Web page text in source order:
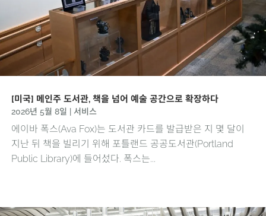
[미국] 메인주 도서관, 책을 넘어 예술 공간으로 확장하다
2026년 5월 8일 서비스
에이바 폭스(Ava Fox)는 도서관 카드를 발급받은 지 몇 달이
지난 뒤 책을 빌리기 위해 포틀랜드 공공도서관(Portland
Public Library)에 들어섰다. 폭스는...